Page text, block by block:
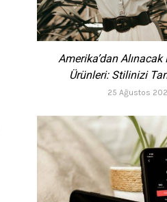
Amerika’dan
Ürünleri: Stilinizi
25 Ağustos